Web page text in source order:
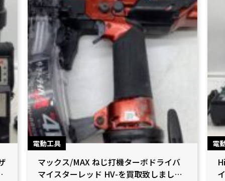
電動工具
マックス/MAX ねじ打機ターボドライバ
マイスターレッド HV-を買取致しました
電